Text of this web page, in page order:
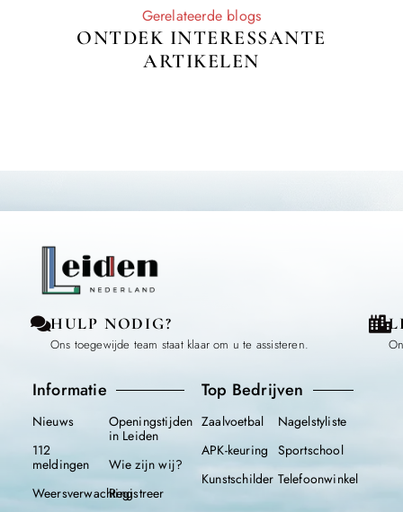
Gerelateerde blogs
ONTDEK INTERESSANTE
ARTIKELEN
HULP NODIG?
Ons toegewijde team staat klaar om u te assisteren.
Informatie
Nieuws
112
meldingen
Weersverwachting
Openingstijden
in Leiden
Wie zijn wij?
Registreer
Top Bedrijven
Zaalvoetbal
APK-keuring
Kunstschilder
Nagelstyliste
Sportschool
Telefoonwinkel